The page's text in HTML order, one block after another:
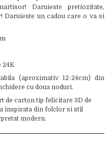
Daruieste pretiozitate,
Daruieste un cadou care o va si
24K
(aproximativ 12-24cm) din
cu doua noduri.
de carton tip felicitare 3D de
inspirata din folclor si stil
modern.